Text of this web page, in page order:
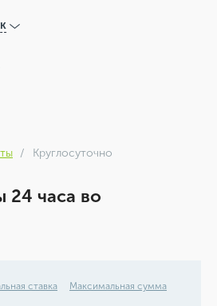
Круглосуточно
24 часа во
ставка Максимальная сумма